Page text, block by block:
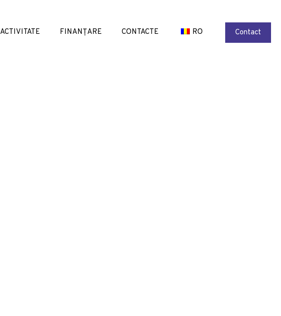
ACTIVITATE FINANȚARE CONTACTE RO Contact